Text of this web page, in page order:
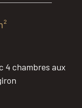
4 chambres aux